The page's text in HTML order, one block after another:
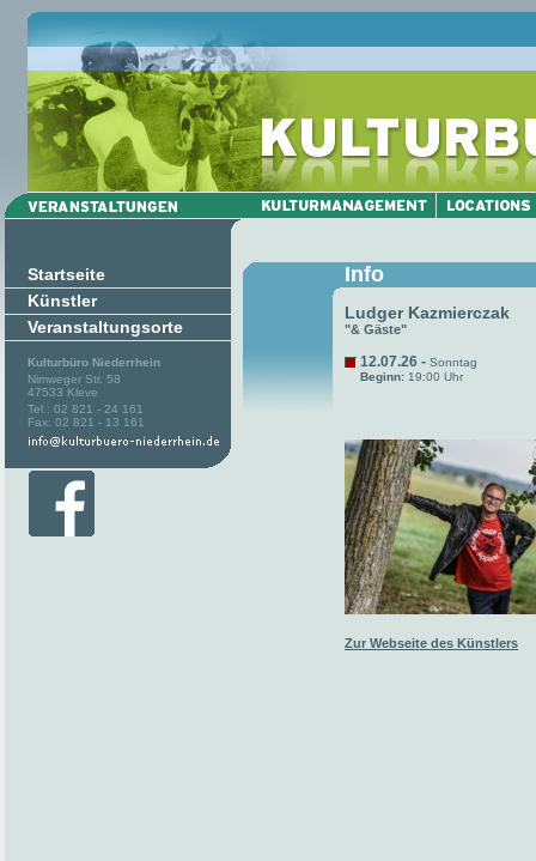
Startseite
Künstler
Veranstaltungsorte
Kulturbüro Niederrhein
Nimweger Str. 58
47533 Kleve
Tel.: 02 821 - 24 161
Fax: 02 821 - 13 161
Info
Ludger Kazmierczak
"& Gäste"
12.07.26 - Sonntag
Beginn: 19:00 Uhr
Zur Webseite des Künstlers